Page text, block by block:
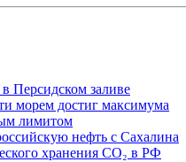
Персидском заливе
морем достиг максимума
лимитом
нефть с Сахалина
хранения CO₂ в РФ